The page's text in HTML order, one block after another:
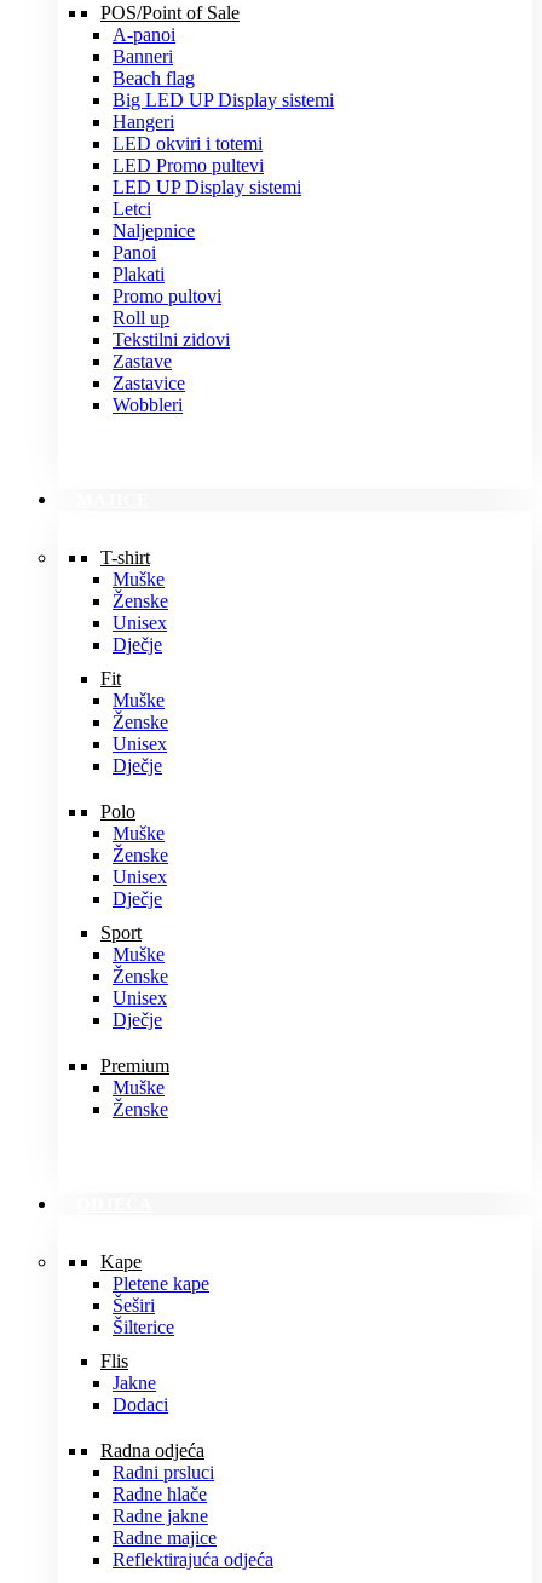
POS/Point of Sale
A-panoi
Banneri
Beach flag
Big LED UP Display sistemi
Hangeri
LED okviri i totemi
LED Promo pultevi
LED UP Display sistemi
Letci
Naljepnice
Panoi
Plakati
Promo pultovi
Roll up
Tekstilni zidovi
Zastave
Zastavice
Wobbleri
T-shirt
Muške
Ženske
Unisex
Dječje
Fit
Muške
Ženske
Unisex
Dječje
Polo
Muške
Ženske
Unisex
Dječje
Sport
Muške
Ženske
Unisex
Dječje
Premium
Muške
Ženske
Kape
Pletene kape
Šeširi
Šilterice
Flis
Jakne
Dodaci
Radna odjeća
Radni prsluci
Radne hlače
Radne jakne
Radne majice
Reflektirajuća odjeća